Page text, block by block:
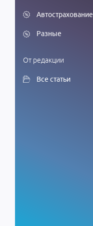
Автострахование
Разные
От редакции
Все статьи